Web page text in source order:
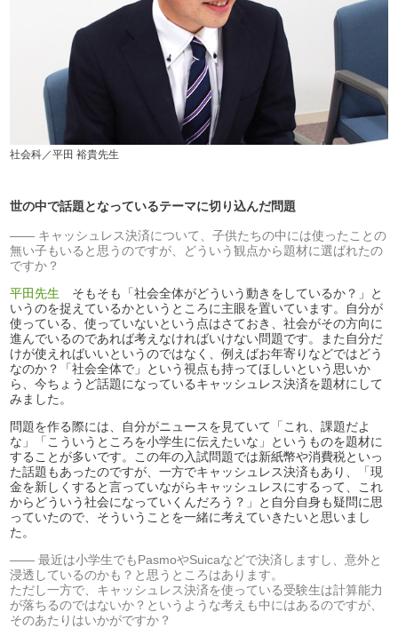
社会科／平田 裕貴先生
世の中で話題となっているテーマに切り込んだ問題
キャッシュレス決済について、子供たちの中には使ったことの
無い子もいると思うのですが、どういう観点から題材に選ばれたの
ですか？
平田先生 そもそも「社会全体がどういう動きをしているか？」と
いうのを捉えているかというところに主眼を置いています。自分が
使っている、使っていないという点はさておき、社会がその方向に
進んでいるのであれば考えなければいけない問題です。また自分だ
けが使えればいいというのではなく、例えばお年寄りなどではどう
なのか？「社会全体で」という視点も持ってほしいという思いか
ら、今ちょうど話題になっているキャッシュレス決済を題材にして
みました。
問題を作る際には、自分がニュースを見ていて「これ、課題だよ
な」「こういうところを小学生に伝えたいな」というものを題材に
することが多いです。この年の入試問題では新紙幣や消費税といっ
た話題もあったのですが、一方でキャッシュレス決済もあり、「現
金を新しくすると言っていながらキャッシュレスにするって、これ
からどういう社会になっていくんだろう？」と自分自身も疑問に思
っていたので、そういうことを一緒に考えていきたいと思いまし
た。
最近は小学生でもPasmoやSuicaなどで決済しますし、意外と
浸透しているのかも？と思うところはあります。
ただし一方で、キャッシュレス決済を使っている受験生は計算能力
が落ちるのではないか？というような考えも中にはあるのですが、
そのあたりはいかがですか？